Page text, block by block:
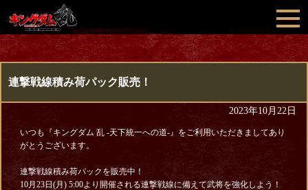
連撃戦線積み荷パック販売！
2023年10月22日
いつも『キングダム 乱 -天下統一への道-』をご利用いただきましてあり
がとうございます。
連撃戦線積み荷パックを販売中！
10月23日(月) 5:00より開催される連撃戦線に備えて武将を強化しよう！